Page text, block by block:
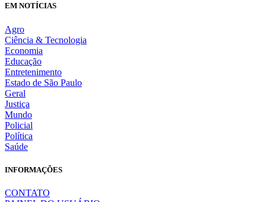
EM NOTÍCIAS
Agro
Ciência & Tecnologia
Economia
Educação
Entretenimento
Estado de São Paulo
Geral
Justiça
Mundo
Policial
Política
Saúde
INFORMAÇÕES
CONTATO